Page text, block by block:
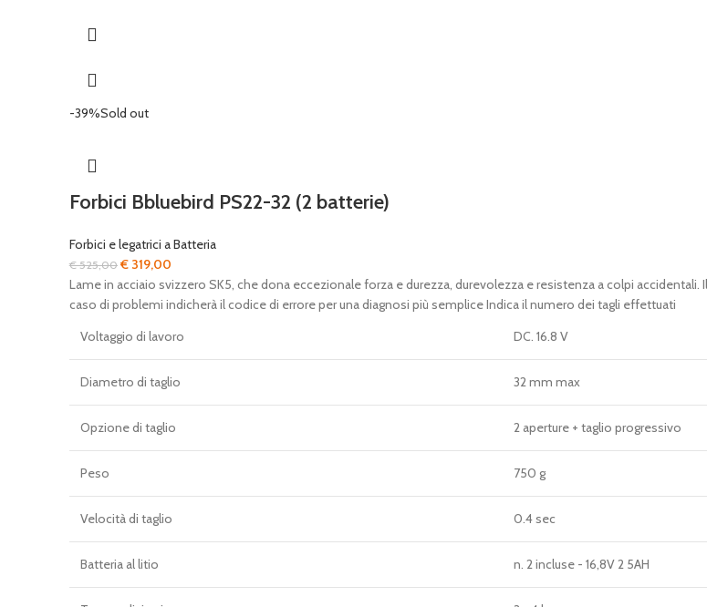
-39%Sold out
Forbici Bbluebird PS22-32 (2 batterie)
Forbici e legatrici a Batteria
€525,00Il
prezzo
originale
€ 525,00.
€ 319,00
prezzo
attuale
€ 319,00.
Lame in acciaio svizzero SK5, che dona eccezionale forza e durezza, durevolezza e resistenza a colpi
caso di problemi indicherà il codice di errore per una diagnosi più semplice Indica il numero dei tagli effettuati
Voltaggio di lavoro
DC. 16.8 V
Diametro di taglio 32 mm max
Opzione di taglio 2 aperture + taglio progressivo
Peso 750 g
Velocità di taglio 0.4 sec
Batteria al litio n. 2 incluse - 16,8V 2 5AH